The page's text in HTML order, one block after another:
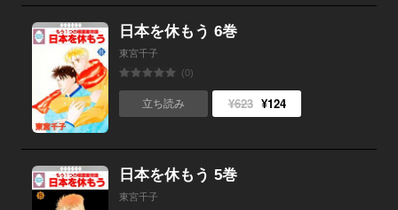
日本を休もう 6巻
東宮千子
(0)
立ち読み ¥623 ¥124
日本を休もう 5巻
東宮千子